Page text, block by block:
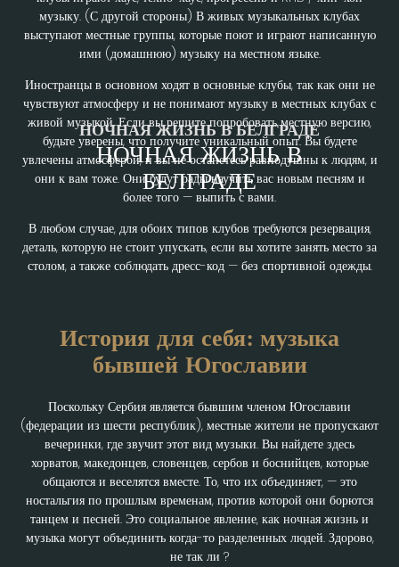
НОЧНАЯ ЖИЗНЬ В БЕЛГРАДЕ
НОЧНАЯ ЖИЗНЬ В
БЕЛГРАДЕ
музыку. (С другой стороны) В живых музыкальных клубах
выступают местные группы, которые поют и играют написанную
ими (домашнюю) музыку на местном языке.
Иностранцы в основном ходят в основные клубы, так как они не
чувствуют атмосферу и не понимают музыку в местных клубах с
живой музыкой. Если вы решите попробовать местную версию,
будьте уверены, что получите уникальный опыт. Вы будете
увлечены атмосферой, и вы не останетесь равнодушны к людям, и
они к вам тоже. Они будут рады научить вас новым песням и
более того — выпить с вами.
В любом случае, для обоих типов клубов требуются резервация,
деталь, которую не стоит упускать, если вы хотите занять место за
столом, а также соблюдать дресс-код — без спортивной одежды.
История для себя: музыка
бывшей Югославии
Поскольку Сербия является бывшим членом Югославии
(федерации из шести республик), местные жители не пропускают
вечеринки, где звучит этот вид музыки. Вы найдете здесь
хорватов, македонцев, словенцев, сербов и боснийцев, которые
общаются и веселятся вместе. То, что их объединяет, — это
ностальгия по прошлым временам, против которой они борются
танцем и песней. Это социальное явление, как ночная жизнь и
музыка могут объединить когда-то разделенных людей. Здорово,
не так ли ?